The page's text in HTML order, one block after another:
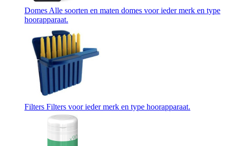
Domes Alle soorten en maten domes voor ieder merk en type
hoorapparaat.
Filters Filters voor ieder merk en type hoorapparaat.